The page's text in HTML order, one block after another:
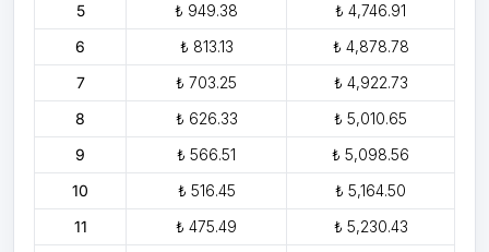
5
₺ 949.38
₺ 4,746.91
6
₺ 813.13
₺ 4,878.78
7
₺ 703.25
₺ 4,922.73
8
₺ 626.33
₺ 5,010.65
9
₺ 566.51
₺ 5,098.56
10
₺ 516.45
₺ 5,164.50
11
₺ 475.49
₺ 5,230.43